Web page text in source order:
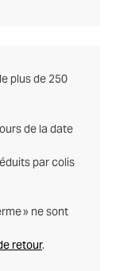
plus de 250
de la date
par colis
» ne sont
retour.